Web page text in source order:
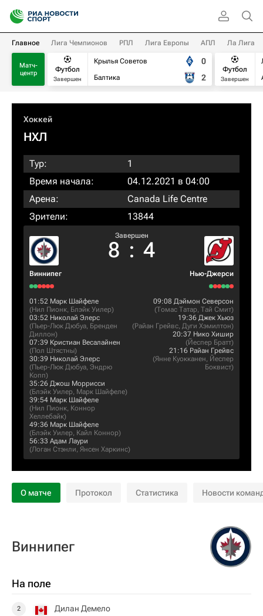
Главное Лига Чемпионов РПЛ Лига Европы АПЛ Ла Лига
Матч-
центр
Футбол
Завершен
Крылья Советов
Балтика
0
2
Футбол
Завершен
Хоккей
НХЛ
Тур:
1
Время начала:
04.12.2021 в 04:00
Арена:
Canada Life Centre
Зрители:
13844
Виннипег
Завершен
8 : 4
Нью-Джерси
01:52 Марк Шайфеле
(Нил Пионк, Блэйк Уилер)
03:52 Николай Элерс
(Пьер-Люк Дюбуа, Бренден
Диллон)
07:39 Кристиан Весалайнен
(Пол Штястны)
30:39 Николай Элерс
(Пьер-Люк Дюбуа, Эндрю
Копп)
35:26 Джош Моррисси
(Блэйк Уилер, Марк Шайфеле)
39:54 Марк Шайфеле
(Нил Пионк, Коннор
Хеллебайк)
49:36 Марк Шайфеле
(Блэйк Уилер, Кайл Коннор)
56:33 Адам Лаури
(Логан Стэнли, Янсен Харкинс)
09:08 Дэймон Северсон
(Томас Татар, Тай Смит)
19:36 Джек Хьюз
(Райан Грейвс, Дуги Хэмилтон)
20:37 Нико Хишир
(Йеспер Братт)
21:16 Райан Грейвс
(Янне Куокканен, Йеспер
Боквист)
О матче Протокол Статистика Новости
Виннипег
На поле
2 Дилан Демело